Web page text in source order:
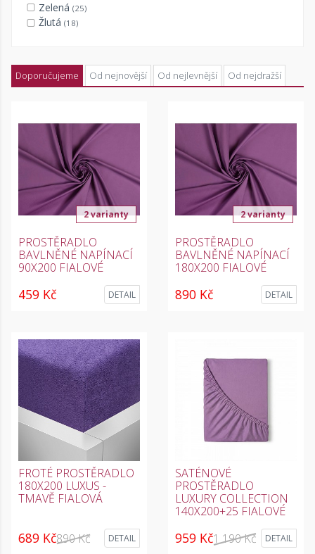
Zelená (25)
Žlutá (18)
Doporučujeme Od nejnovější Od nejlevnější Od nejdražší
2 varianty
PROSTĚRADLO
BAVLNĚNÉ NAPÍNACÍ
90X200 FIALOVÉ
459 Kč DETAIL
2 varianty
PROSTĚRADLO
BAVLNĚNÉ NAPÍNACÍ
180X200 FIALOVÉ
890 Kč DETAIL
FROTÉ PROSTĚRADLO
180X200 LUXUS -
TMAVĚ FIALOVÁ
689 Kč890 Kč DETAIL
SATÉNOVÉ
PROSTĚRADLO
LUXURY COLLECTION
140X200+25 FIALOVÉ
959 Kč1 190 Kč DETAIL